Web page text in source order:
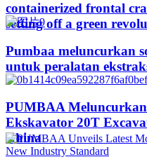
containerized frontal
setting off a green
Pumbaa meluncurkan
untuk peralatan
PUMBAA
Ekskavator 20T
China